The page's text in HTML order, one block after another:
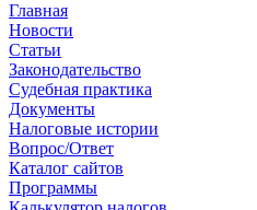
Главная
Новости
Cтатьи
Законодательство
Судебная практика
Документы
Налоговые истории
Вопрос/Ответ
Каталог сайтов
Программы